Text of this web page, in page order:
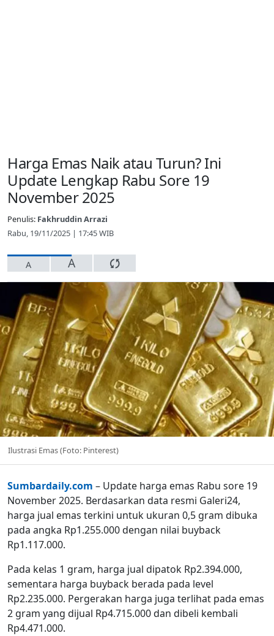
Harga Emas Naik atau Turun? Ini
Update Lengkap Rabu Sore 19
November 2025
Penulis: Fakhruddin Arrazi
Rabu, 19/11/2025 | 17:45 WIB
A A
Ilustrasi Emas (Foto: Pinterest)
Sumbardaily.com – Update harga emas Rabu sore 19
November 2025. Berdasarkan data resmi Galeri24,
harga jual emas terkini untuk ukuran 0,5 gram dibuka
pada angka Rp1.255.000 dengan nilai buyback
Rp1.117.000.
Pada kelas 1 gram, harga jual dipatok Rp2.394.000,
sementara harga buyback berada pada level
Rp2.235.000. Pergerakan harga juga terlihat pada emas
2 gram yang dijual Rp4.715.000 dan dibeli kembali
Rp4.471.000.